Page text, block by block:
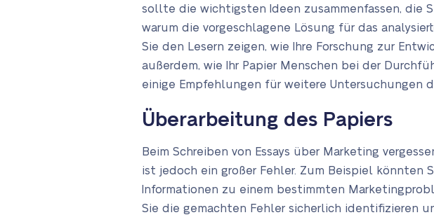
sollte die wichtigsten Ideen zusammenfassen, die
warum die vorgeschlagene Lösung für das
Sie den Lesern zeigen, wie Ihre Forschung zur
außerdem, wie Ihr Papier Menschen bei der
einige Empfehlungen für weitere Untersuchungen
Überarbeitung des Papiers
Beim Schreiben von Essays über Marketing
ist jedoch ein großer Fehler. Zum Beispiel könnten
Informationen zu einem bestimmten
Sie die gemachten Fehler sicherlich identifizieren